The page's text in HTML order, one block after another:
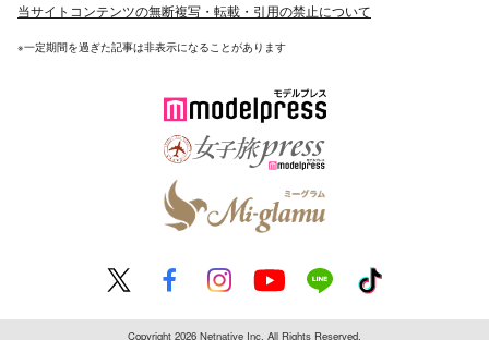
当サイトコンテンツの無断複写・転載・引用の禁止について
※一定期間を過ぎた記事は非表示になることがあります
Copyright 2026 Netnative Inc. All Rights Reserved.